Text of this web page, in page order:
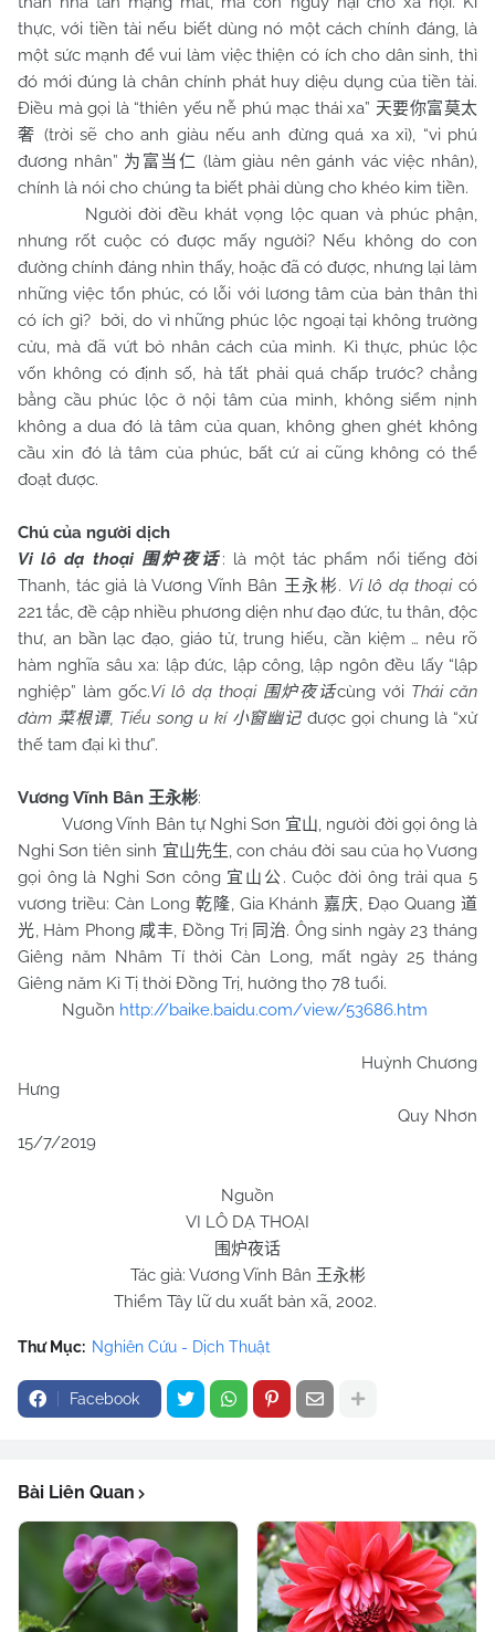
thực, với tiền tài nếu biết dùng nó một cách chính đáng, là
một sức mạnh để vui làm việc thiện có ích cho dân sinh, thì
đó mới đúng là chân chính phát huy diệu dụng của tiền tài.
Điều mà gọi là “thiên yếu nễ phú mạc thái xa” 天要你富莫太
奢 (trời sẽ cho anh giàu nếu anh đừng quá xa xỉ), “vi phú
đương nhân” 为富当仁 (làm giàu nên gánh vác việc nhân),
chính là nói cho chúng ta biết phải dùng cho khéo kim tiền.
Người đời đều khát vọng lộc quan và phúc phận,
nhưng rốt cuộc có được mấy người? Nếu không do con
đường chính đáng nhìn thấy, hoặc đã có được, nhưng lại làm
những việc tổn phúc, có lỗi với lương tâm của bản thân thì
có ích gì? bởi, do vì những phúc lộc ngoại tại không trường
cửu, mà đã vứt bỏ nhân cách của mình. Kì thực, phúc lộc
vốn không có định số, hà tất phải quá chấp trước? chẳng
bằng cầu phúc lộc ở nội tâm của mình, không siểm nịnh
không a dua đó là tâm của quan, không ghen ghét không
cầu xin đó là tâm của phúc, bất cứ ai cũng không có thể
đoạt được.
Chú của người dịch
Vi lô dạ thoại 围炉夜话: là một tác phẩm nổi tiếng đời
Thanh, tác giả là Vương Vĩnh Bân 王永彬. Vi lô dạ thoạicó
221 tắc, đề cập nhiều phương diện như đạo đức, tu thân, độc
thư, an bần lạc đạo, giáo tử, trung hiếu, cần kiệm … nêu rõ
hàm nghĩa sâu xa: lập đức, lập công, lập ngôn đều lấy “lập
nghiệp” làm gốc.Vi lô dạ thoại 围炉夜话cùng với Thái căn
đàm 菜根谭, Tiểu song u kí 小窗幽记 được gọi chung là “xử
thế tam đại kì thư”.
Vương Vĩnh Bân 王永彬:
Vương Vĩnh Bân tự Nghi Sơn 宜山, người đời gọi ông là
Nghi Sơn tiên sinh 宜山先生, con cháu đời sau của họ Vương
gọi ông là Nghi Sơn công 宜山公. Cuộc đời ông trải qua 5
vương triều: Càn Long 乾隆, Gia Khánh 嘉庆, Đạo Quang道
光, Hàm Phong 咸丰, Đồng Trị 同治. Ông sinh ngày 23 tháng
Giêng năm Nhâm Tí thời Càn Long, mất ngày 25 tháng
Giêng năm Kỉ Tị thời Đồng Trị, hưởng thọ 78 tuổi.
Nguồn http://baike.baidu.com/view/53686.htm
Huỳnh Chương
Hưng
Quy Nhơn
15/7/2019
Nguồn
VI LÔ DẠ THOẠI
围炉夜话
Tác giả: Vương Vĩnh Bân 王永彬
Thiểm Tây lữ du xuất bản xã, 2002.
Thư Mục: Nghiên Cứu - Dịch Thuật
Facebook
Bài Liên Quan